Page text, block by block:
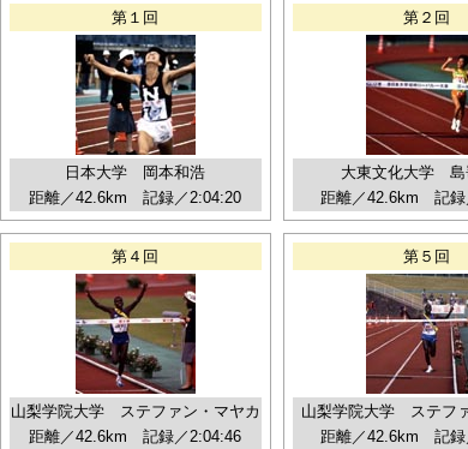
第１回
日本大学 岡本和浩
距離／42.6km 記録／2:04:20
第２回
大東文化大学 島
距離／42.6km 記録
第４回
山梨学院大学 ステファン・マヤカ
距離／42.6km 記録／2:04:46
第５回
山梨学院大学 ステフ
距離／42.6km 記録